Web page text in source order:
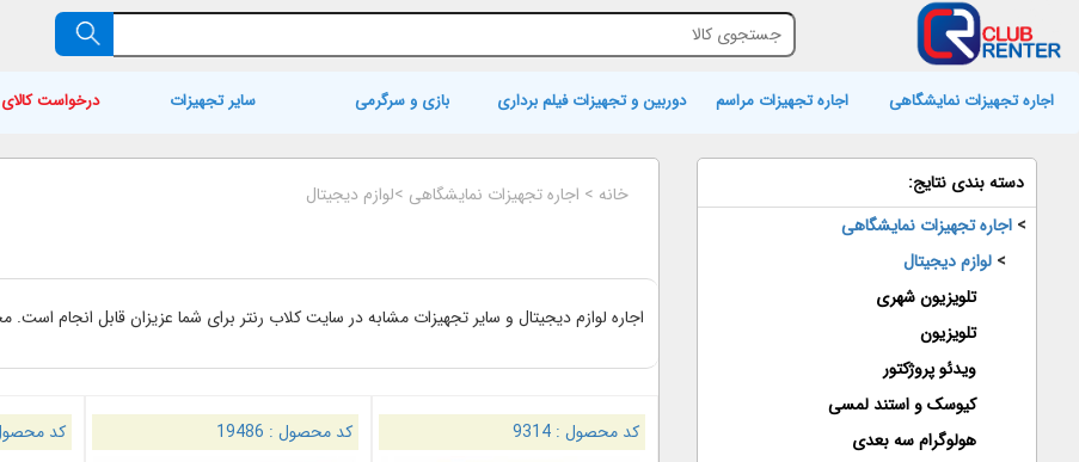
اجاره تجهیزات نمایشگاهی اجاره تجهیزات مراسم دوربین و تجهیزات فیلم برداری بازی و سرگرمی سایر تجهیزات درخواست
خانه > اجاره تجهیزات نمایشگاهی >لوازم دیجیتال
اجاره لوازم دیجیتال و سایر تجهیزات مشابه در سایت کلاب رنتر برای شما عزیزان قابل انجام
کد محصول : 9314 کد محصول : 19486 کد
دسته بندی نتایج:
> اجاره تجهیزات نمایشگاهی
> لوازم دیجیتال
تلویزیون شهری
تلویزیون
ویدئو پروژکتور
کیوسک و استند لمسی
هولوگرام سه بعدی